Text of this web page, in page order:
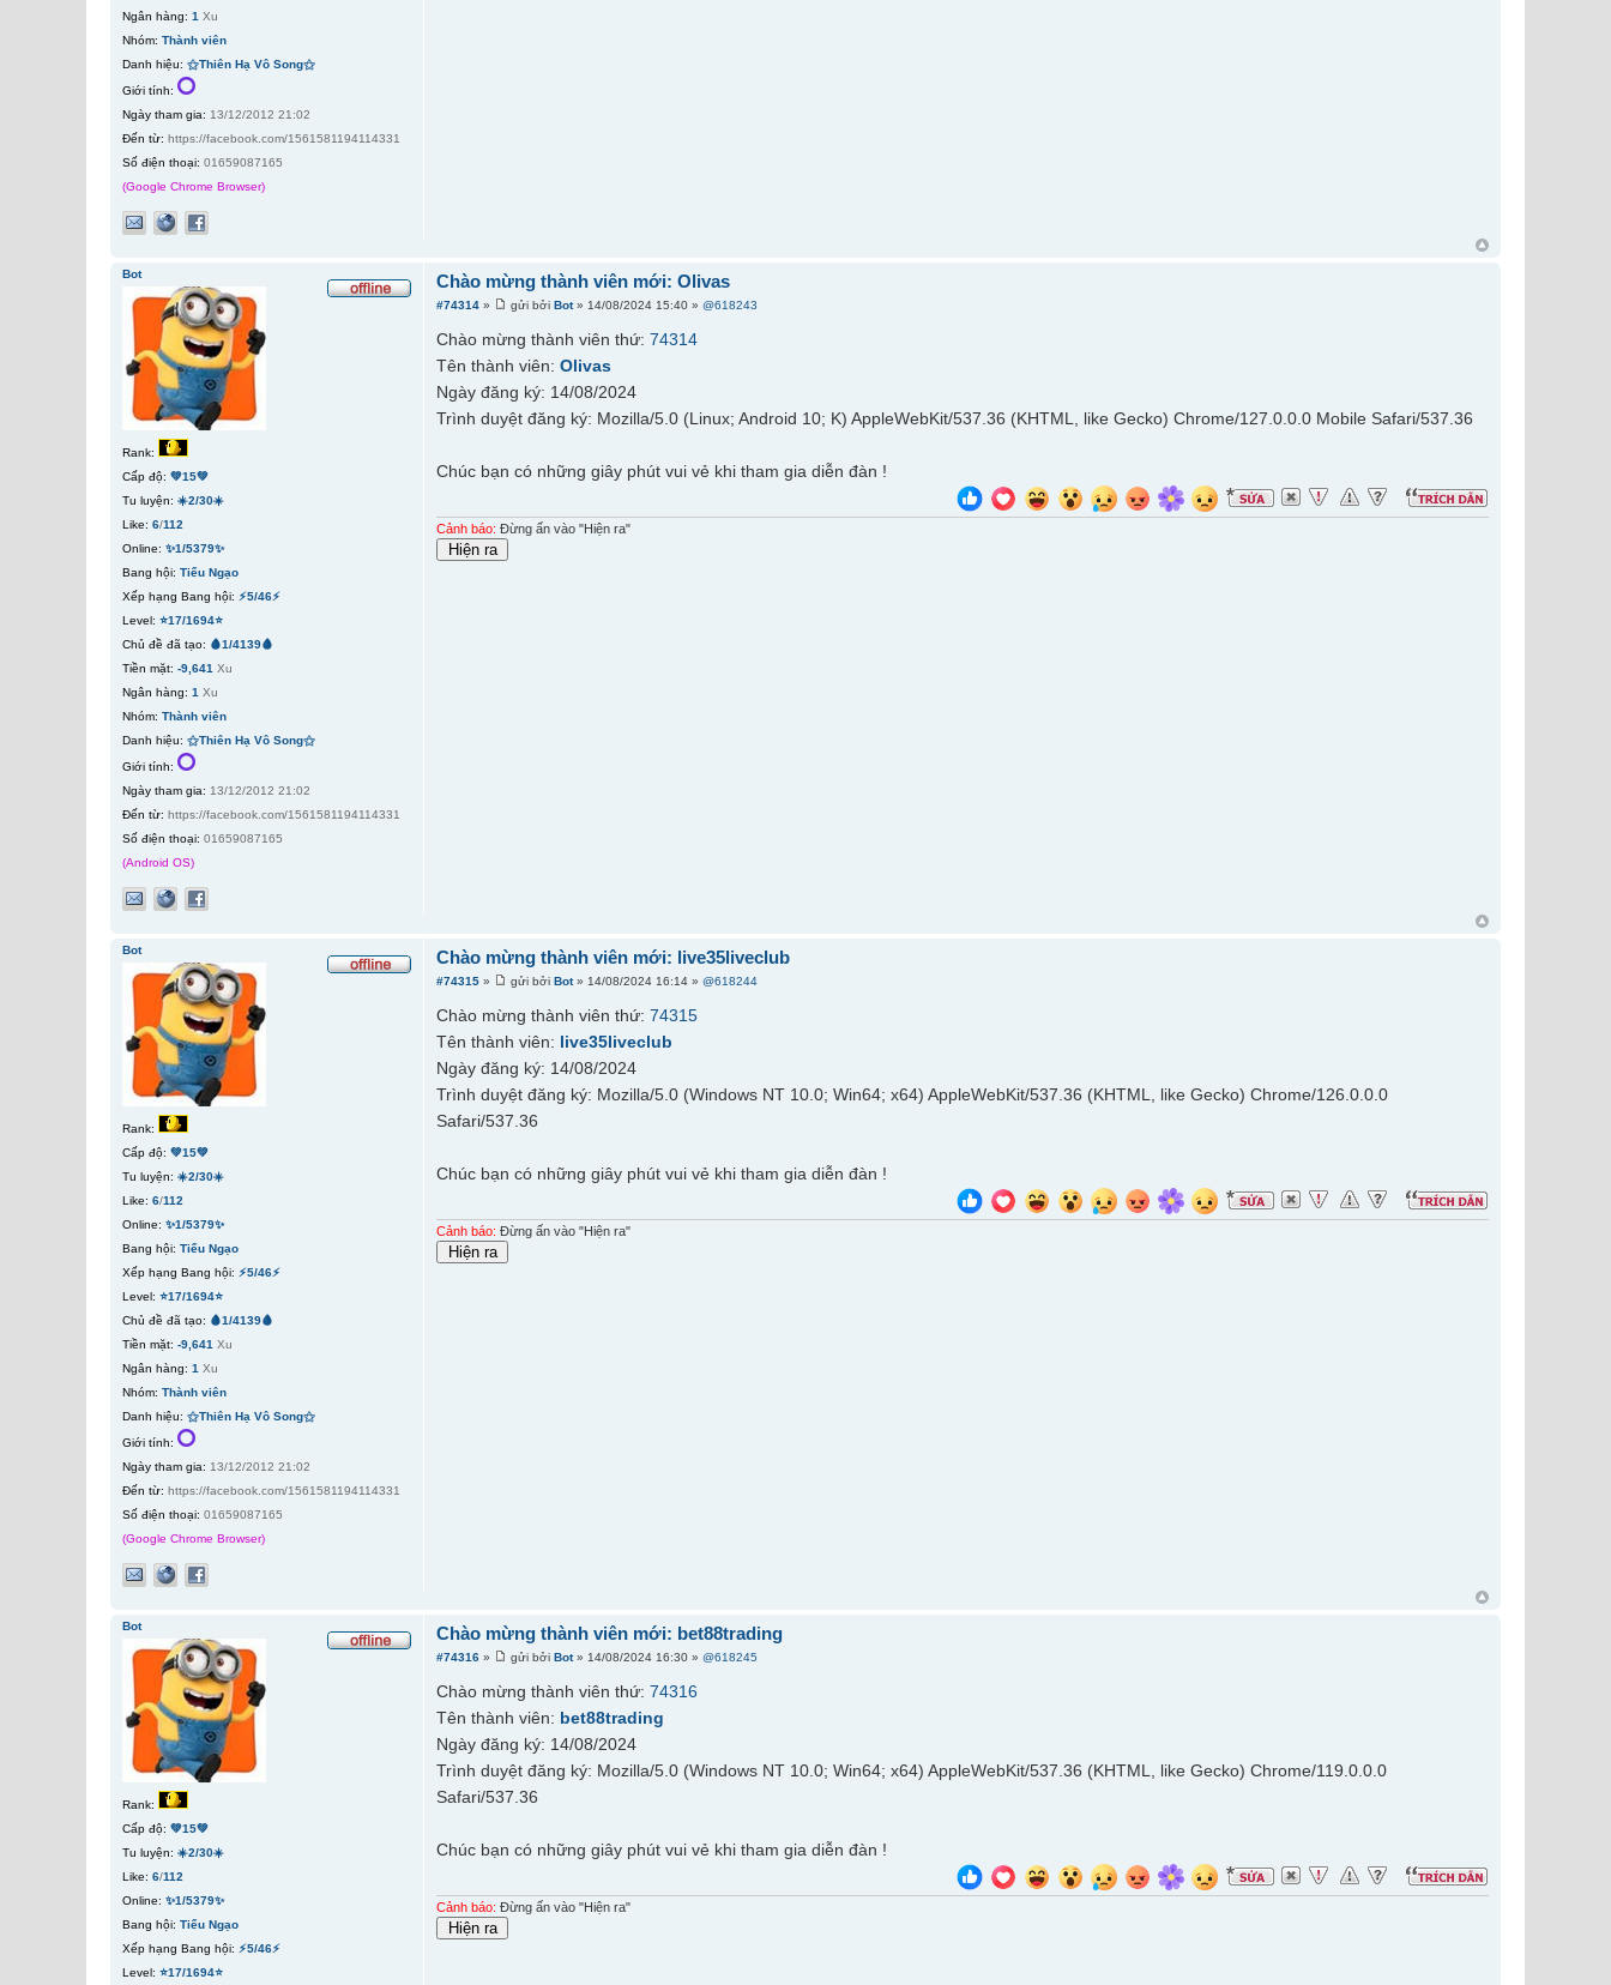
Ngân hàng: 1 Xu
Nhóm: Thành viên
Danh hiệu: ⚝Thiên Hạ Vô Song⚝
Giới tính:
Ngày tham gia: 13/12/2012 21:02
Đến từ: https://facebook.com/1561581194114331
Số điện thoại: 01659087165
(Google Chrome Browser)
Chào mừng thành viên mới: Olivas
#74314 » gửi bởiBot» 14/08/2024 15:40 »@618243
Chào mừng thành viên thứ:74314
Tên thành viên:Olivas
Ngày đăng ký: 14/08/2024
Trình duyệt đăng ký: Mozilla/5.0 (Linux; Android 10; K) AppleWebKit/537.36 (KHTML, like Gecko) Chrome/127.0.0.0 Mobile Safari/537.36
Chúc bạn có những giây phút vui vẻ khi tham gia diễn đàn !
Cảnh báo: Đừng ấn vào "Hiện ra"
Bot
Rank:
Cấp độ: 💚15💚
Tu luyện: ☀️2/30☀️
Like: 6/112
Online: ✨1/5379✨
Bang hội: Tiếu Ngạo
Xếp hạng Bang hội: ⚡5/46⚡
Level: ⭐17/1694⭐
Chủ đề đã tạo: 🩸1/4139🩸
Tiền mặt: -9,641 Xu
Ngân hàng: 1 Xu
Nhóm: Thành viên
Danh hiệu: ⚝Thiên Hạ Vô Song⚝
Giới tính:
Ngày tham gia: 13/12/2012 21:02
Đến từ: https://facebook.com/1561581194114331
Số điện thoại: 01659087165
(Android OS)
Chào mừng thành viên mới: live35liveclub
#74315 » gửi bởiBot» 14/08/2024 16:14 »@618244
Chào mừng thành viên thứ:74315
Tên thành viên: live35liveclub
Ngày đăng ký: 14/08/2024
Trình duyệt đăng ký: Mozilla/5.0 (Windows NT 10.0; Win64; x64) AppleWebKit/537.36 (KHTML, like Gecko) Chrome/126.0.0.0
Safari/537.36
Chúc bạn có những giây phút vui vẻ khi tham gia diễn đàn !
Cảnh báo: Đừng ấn vào "Hiện ra"
Bot
Rank:
Cấp độ: 💚15💚
Tu luyện: ☀️2/30☀️
Like: 6/112
Online: ✨1/5379✨
Bang hội: Tiếu Ngạo
Xếp hạng Bang hội: ⚡5/46⚡
Level: ⭐17/1694⭐
Chủ đề đã tạo: 🩸1/4139🩸
Tiền mặt: -9,641 Xu
Ngân hàng: 1 Xu
Nhóm: Thành viên
Danh hiệu: ⚝Thiên Hạ Vô Song⚝
Giới tính:
Ngày tham gia: 13/12/2012 21:02
Đến từ: https://facebook.com/1561581194114331
Số điện thoại: 01659087165
(Google Chrome Browser)
Chào mừng thành viên mới: bet88trading
#74316 » gửi bởiBot» 14/08/2024 16:30 »@618245
Chào mừng thành viên thứ:74316
Tên thành viên: bet88trading
Ngày đăng ký: 14/08/2024
Trình duyệt đăng ký: Mozilla/5.0 (Windows NT 10.0; Win64; x64) AppleWebKit/537.36 (KHTML, like Gecko) Chrome/119.0.0.0
Safari/537.36
Chúc bạn có những giây phút vui vẻ khi tham gia diễn đàn !
Cảnh báo: Đừng ấn vào "Hiện ra"
Bot
Rank:
Cấp độ: 💚15💚
Tu luyện: ☀️2/30☀️
Like: 6/112
Online: ✨1/5379✨
Bang hội: Tiếu Ngạo
Xếp hạng Bang hội: ⚡5/46⚡
Level: ⭐17/1694⭐